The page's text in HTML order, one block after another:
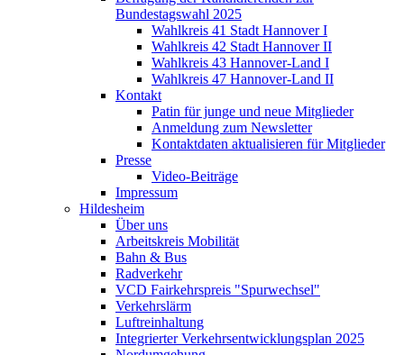
Bundestagswahl 2025
Wahlkreis 41 Stadt Hannover I
Wahlkreis 42 Stadt Hannover II
Wahlkreis 43 Hannover-Land I
Wahlkreis 47 Hannover-Land II
Kontakt
Patin für junge und neue Mitglieder
Anmeldung zum Newsletter
Kontaktdaten aktualisieren für Mitglieder
Presse
Video-Beiträge
Impressum
Hildesheim
Über uns
Arbeitskreis Mobilität
Bahn & Bus
Radverkehr
VCD Fairkehrspreis "Spurwechsel"
Verkehrslärm
Luftreinhaltung
Integrierter Verkehrsentwicklungsplan 2025